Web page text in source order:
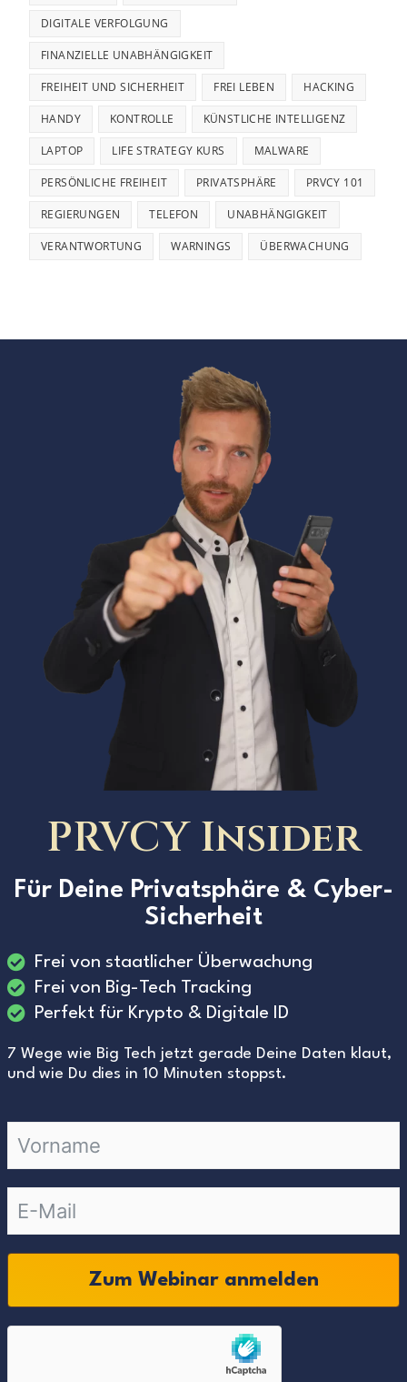
DIGITALE VERFOLGUNG
FINANZIELLE UNABHÄNGIGKEIT
FREIHEIT UND SICHERHEIT FREI LEBEN HACKING
HANDY KONTROLLE KÜNSTLICHE INTELLIGENZ
LAPTOP LIFE STRATEGY KURS MALWARE
PERSÖNLICHE FREIHEIT PRIVATSPHÄRE PRVCY 101
REGIERUNGEN TELEFON UNABHÄNGIGKEIT
VERANTWORTUNG WARNINGS ÜBERWACHUNG
PRVCY Insider
Für Deine Privatsphäre & Cyber-
Sicherheit
Frei von staatlicher Überwachung
Frei von Big-Tech Tracking
Perfekt für Krypto & Digitale ID
7 Wege wie Big Tech jetzt gerade Deine Daten klaut,
und wie Du dies in 10 Minuten stoppst.
Zum Webinar anmelden